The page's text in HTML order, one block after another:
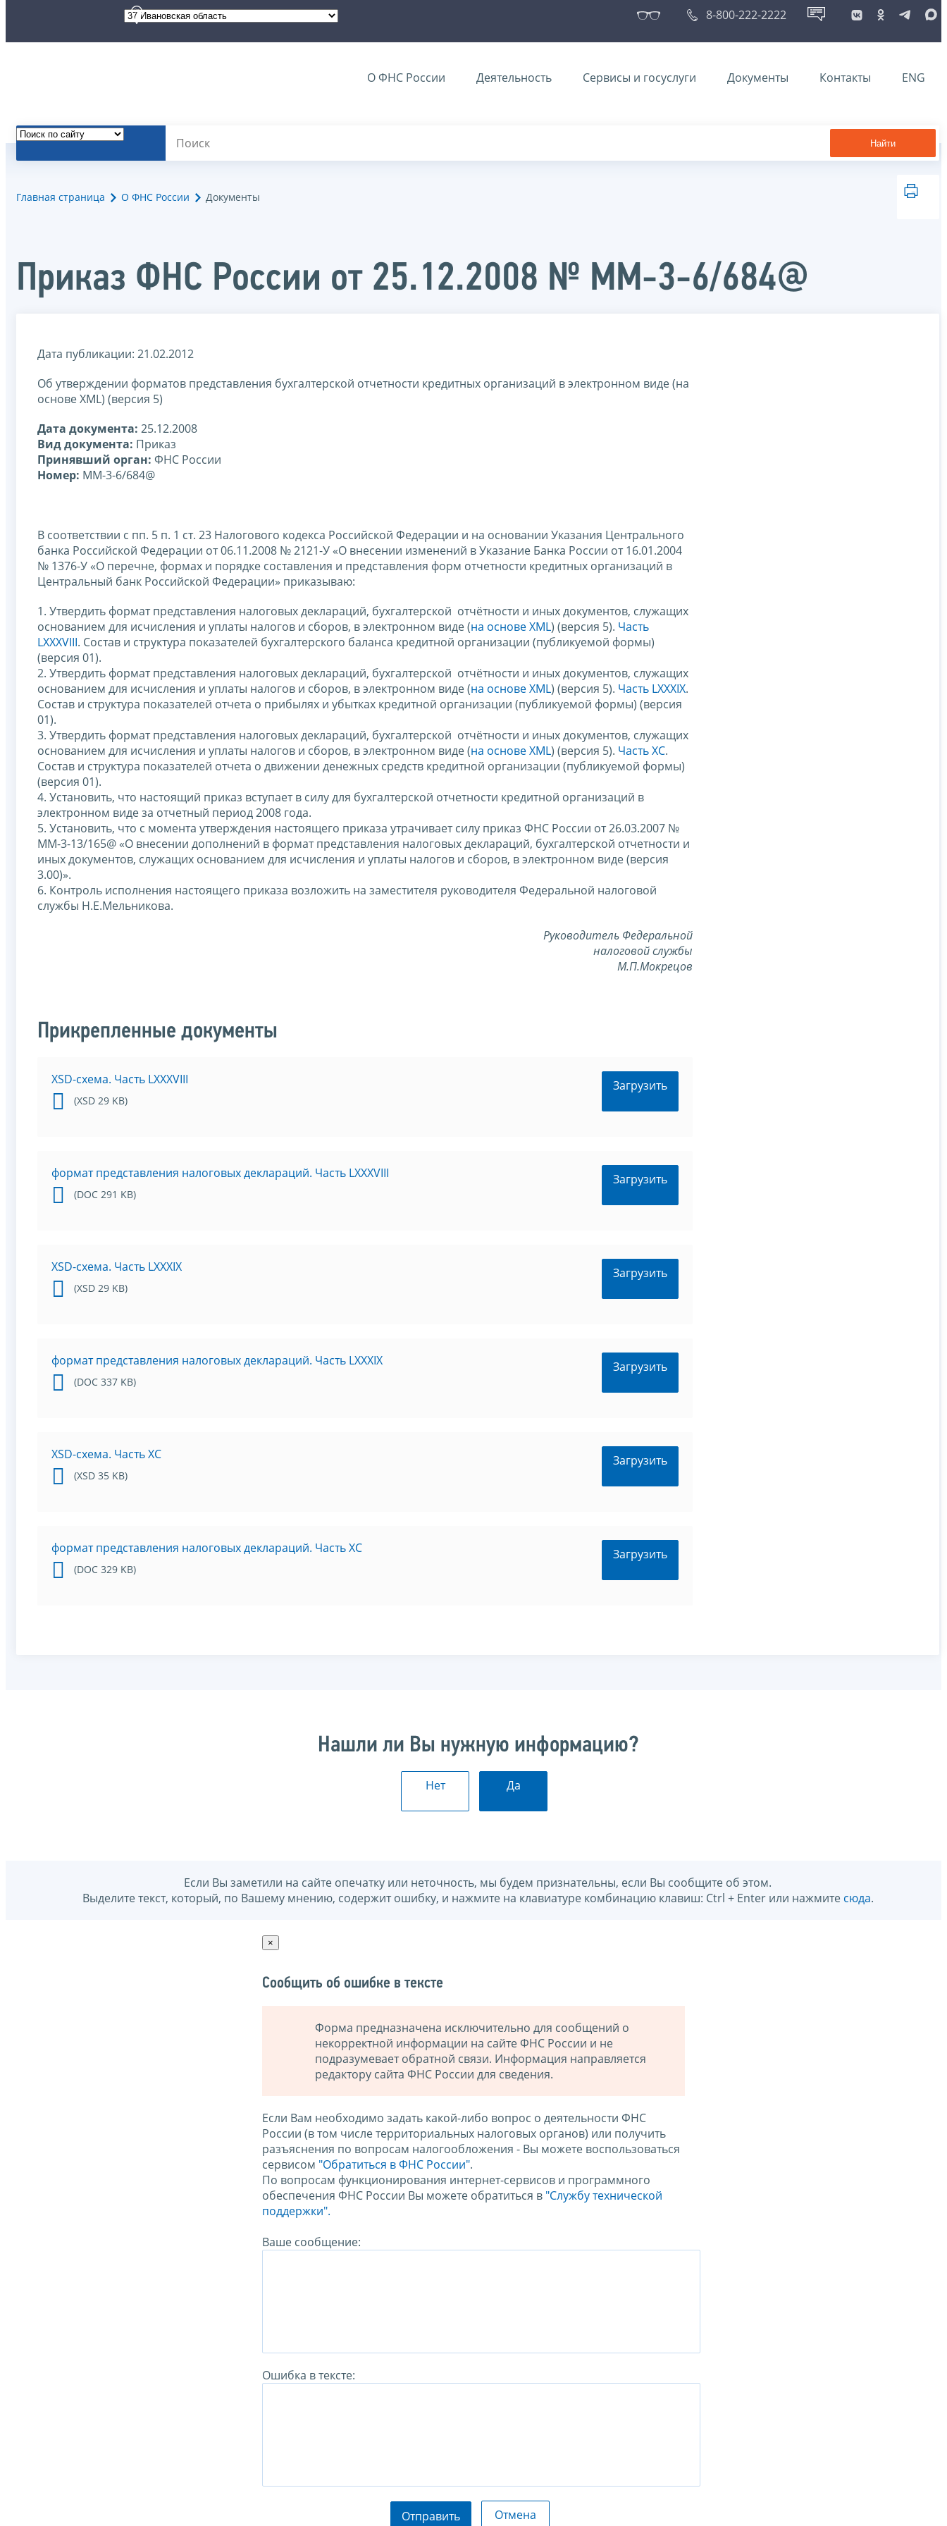
8-800-222-2222
О ФНС России Деятельность Сервисы и госуслуги Документы Контакты ENG
Найти
Главная страница О ФНС России Документы
Приказ ФНС России от 25.12.2008 № ММ-3-6/684@
Дата публикации: 21.02.2012
Об утверждении форматов представления бухгалтерской отчетности кредитных организаций в электронном виде (на
основе XML) (версия 5)
Дата документа: 25.12.2008
Вид документа: Приказ
Принявший орган: ФНС России
Номер: ММ-3-6/684@
В соответствии с пп. 5 п. 1 ст. 23 Налогового кодекса Российской Федерации и на основании Указания Центрального
банка Российской Федерации от 06.11.2008 № 2121-У «О внесении изменений в Указание Банка России от 16.01.2004
№ 1376-У «О перечне, формах и порядке составления и представления форм отчетности кредитных организаций в
Центральный банк Российской Федерации» приказываю:
1. Утвердить формат представления налоговых деклараций, бухгалтерской отчётности и иных документов, служащих
основанием для исчисления и уплаты налогов и сборов, в электронном виде (на основе XML) (версия 5). Часть
LXXXVIII. Состав и структура показателей бухгалтерского баланса кредитной организации (публикуемой формы)
(версия 01).
2. Утвердить формат представления налоговых деклараций, бухгалтерской отчётности и иных документов, служащих
основанием для исчисления и уплаты налогов и сборов, в электронном виде (на основе XML) (версия 5). Часть LXXXIX.
Состав и структура показателей отчета о прибылях и убытках кредитной организации (публикуемой формы) (версия
01).
3. Утвердить формат представления налоговых деклараций, бухгалтерской отчётности и иных документов, служащих
основанием для исчисления и уплаты налогов и сборов, в электронном виде (на основе XML) (версия 5). Часть XC.
Состав и структура показателей отчета о движении денежных средств кредитной организации (публикуемой формы)
(версия 01).
4. Установить, что настоящий приказ вступает в силу для бухгалтерской отчетности кредитной организаций в
электронном виде за отчетный период 2008 года.
5. Установить, что с момента утверждения настоящего приказа утрачивает силу приказ ФНС России от 26.03.2007 №
ММ-3-13/165@ «О внесении дополнений в формат представления налоговых деклараций, бухгалтерской отчетности и
иных документов, служащих основанием для исчисления и уплаты налогов и сборов, в электронном виде (версия
3.00)».
6. Контроль исполнения настоящего приказа возложить на заместителя руководителя Федеральной налоговой
службы Н.Е.Мельникова.
Руководитель Федеральной
налоговой службы
М.П.Мокрецов
Прикрепленные документы
XSD-схема. Часть LXXXVIII
(XSD 29 KB)
Загрузить
формат представления налоговых деклараций. Часть LXXXVIII
(DOC 291 KB)
Загрузить
XSD-схема. Часть LXXXIX
(XSD 29 KB)
Загрузить
формат представления налоговых деклараций. Часть LXXXIX
(DOC 337 KB)
Загрузить
XSD-схема. Часть XC
(XSD 35 KB)
Загрузить
формат представления налоговых деклараций. Часть XC
(DOC 329 KB)
Загрузить
Нашли ли Вы нужную информацию?
Нет Да
Если Вы заметили на сайте опечатку или неточность, мы будем признательны, если Вы сообщите об этом.
Выделите текст, который, по Вашему мнению, содержит ошибку, и нажмите на клавиатуре комбинацию клавиш: Ctrl + Enter или нажмите сюда.
×
Сообщить об ошибке в тексте
Форма предназначена исключительно для сообщений о
некорректной информации на сайте ФНС России и не
подразумевает обратной связи. Информация направляется
редактору сайта ФНС России для сведения.
Если Вам необходимо задать какой-либо вопрос о деятельности ФНС
России (в том числе территориальных налоговых органов) или получить
разъяснения по вопросам налогообложения - Вы можете воспользоваться
сервисом "Обратиться в ФНС России".
По вопросам функционирования интернет-сервисов и программного
обеспечения ФНС России Вы можете обратиться в "Службу технической
поддержки".
Ваше сообщение:
Ошибка в тексте:
Отправить Отмена